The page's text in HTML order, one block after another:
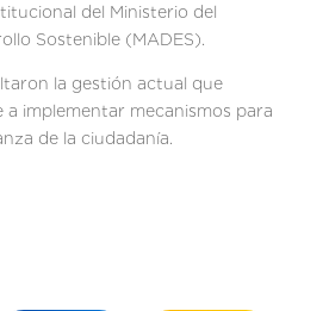
del Ministerio del
Sostenible (MADES).
la gestión actual que
implementar mecanismos para
de la ciudadanía.